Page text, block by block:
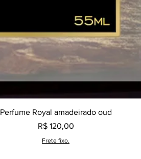
Visualização rápida
Perfume Royal amadeirado oud
Preço
R$ 120,00
Frete fixo.